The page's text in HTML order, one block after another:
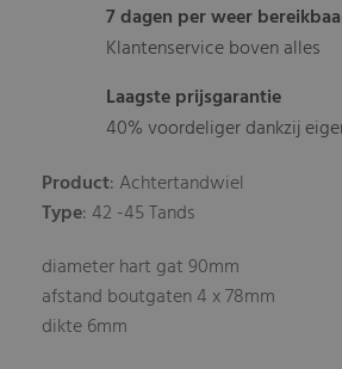
7 dagen per weer
Klantenservice boven alles
Laagste prijsgarantie
40% voordeliger dankzij
Product: Achtertandwiel
Type: 42 -45 Tands
diameter hart gat 90mm
afstand boutgaten 4 x 78mm
dikte 6mm